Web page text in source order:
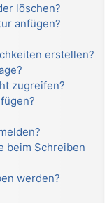
löschen?
anfügen?
erstellen?
zugreifen?
beim Schreiben
werden?